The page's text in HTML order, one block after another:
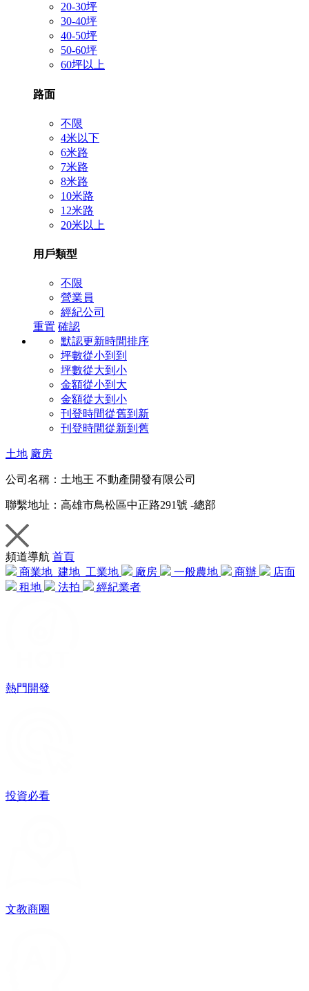
20-30坪
30-40坪
40-50坪
50-60坪
60坪以上
路面
不限
4米以下
6米路
7米路
8米路
10米路
12米路
20米以上
用戶類型
不限
營業員
經紀公司
重置 確認
默認更新時間排序
坪數從小到到
坪數從大到小
金額從小到大
金額從大到小
刊登時間從舊到新
刊登時間從新到舊
土地 廠房
公司名稱： 土地王 不動產開發有限公司
聯繫地址： 高雄市鳥松區中正路291號 -總部
頻道導航 首頁
商業地 建地 工業地 廠房 一般農地 商辦
店面
租地
法拍 經紀業者
熱門開發
投資必看
文教商圈